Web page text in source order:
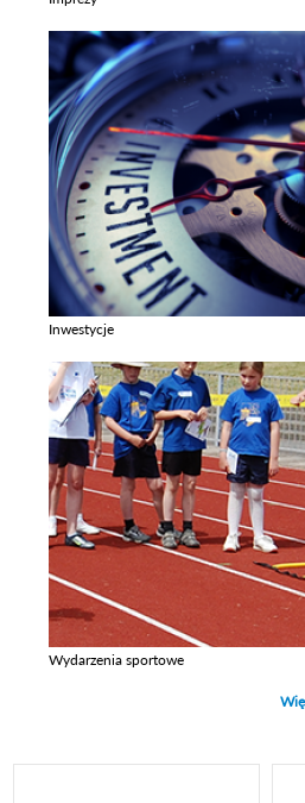
Inwestycje
Wydarzenia sportowe